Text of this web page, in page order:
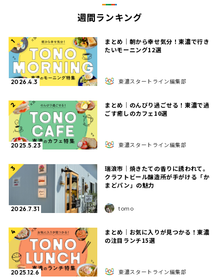
週間ランキング
1
2026.4.3
まとめ｜朝から幸せ気分！東濃で行き
たいモーニング12選
東濃スタートライン編集部
2
2025.5.23
まとめ｜のんびり過ごせる！東濃で過
ごす癒しのカフェ10選
東濃スタートライン編集部
3
2026.7.31
瑞浪市｜焼きたての香りに誘われて。
クラフトビール醸造所が手がける「か
まどパン」の魅力
tomo
4
2025.12.6
まとめ｜お気に入りが見つかる！東濃
の注目ランチ15選
東濃スタートライン編集部